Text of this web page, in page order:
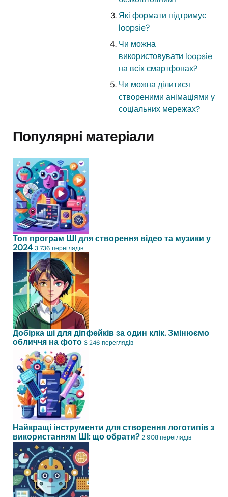
Які формати підтримує
loopsie?
Чи можна
використовувати loopsie
на всіх смартфонах?
Чи можна ділитися
створеними анімаціями у
соціальних мережах?
Популярні матеріали
Топ програм ШІ для створення відео та музики у
2024 3 736 переглядів
Добірка ші для діпфейків за один клік. Змінюємо
обличчя на фото 3 246 переглядів
Найкращі інструменти для створення логотипів з
використанням ШІ: що обрати? 2 908 переглядів